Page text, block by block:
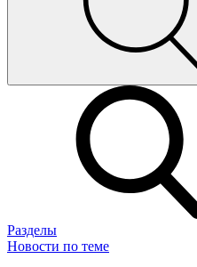
Разделы
Новости по теме